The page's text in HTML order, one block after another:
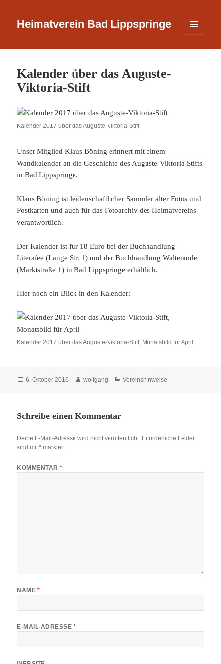
Heimatverein Bad Lippspringe
WIDGETS
Kalender über das Auguste-
Viktoria-Stift
Kalender 2017 über das Auguste-Viktoria-Stift
Unser Mitglied Klaus Böning erinnert mit einem
Wandkalender an die Geschichte des Auguste-Viktoria-Stifts
in Bad Lippspringe.
Klaus Böning ist leidenschaftlicher Sammler alter Fotos und
Postkarten und auch für das Fotoarchiv des Heimatvereins
verantwortlich.
Der Kalender ist für 18 Euro bei der Buchhandlung
Literafee (Lange Str. 1) und der Buchhandlung Waltemode
(Marktstraße 1) in Bad Lippspringe erhältlich.
Hier noch ein Blick in den Kalender:
Kalender 2017 über das Auguste-Viktoria-Stift, Monatsbild für April
Veröffentlicht
6. Oktober 2016 Autor
wolfgang Kategorien
Vereinshinweise
Schreibe einen Kommentar
Deine E-Mail-Adresse wird nicht veröffentlicht. Erforderliche Felder
sind mit* markiert
KOMMENTAR*
NAME *
E-MAIL-ADRESSE *